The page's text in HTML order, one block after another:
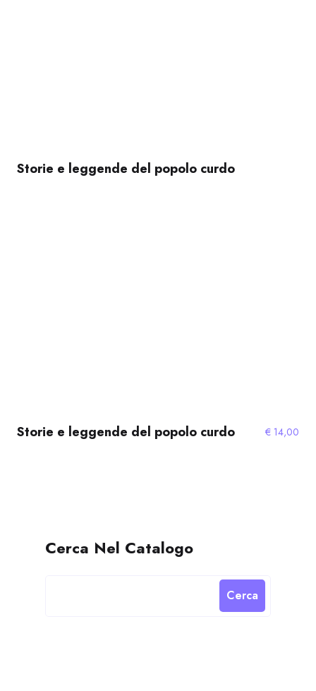
Storie e leggende del popolo curdo
Storie e leggende del popolo curdo € 14,00
Cerca Nel Catalogo
Cerca